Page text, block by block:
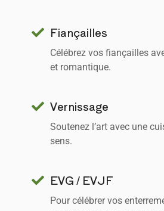
Fiançailles
Célébrez vos fiançailles
et romantique.
Vernissage
Soutenez l’art avec une
sens.
EVG / EVJF
Pour célébrer vos